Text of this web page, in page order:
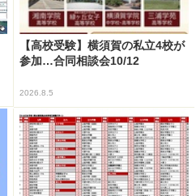
【高校受験】横須賀の私立4校が
参加…合同相談会10/12
2026.8.5